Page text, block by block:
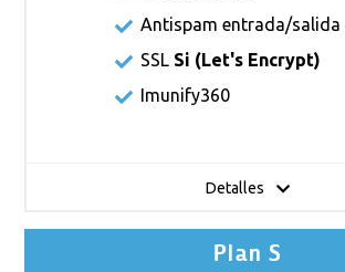
Antispam entrada/salida
SSL Si (Let's Encrypt)
Imunify360
Detalles
Plan S